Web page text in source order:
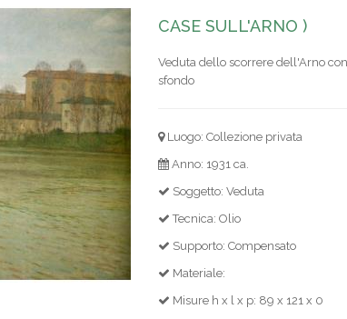
CASE SULL'ARNO )
Veduta dello scorrere dell'Arno
sfondo
Luogo: Collezione privata
Anno: 1931 ca.
Soggetto: Veduta
Tecnica: Olio
Supporto: Compensato
Materiale:
Misure h x l x p: 89 x 121 x 0